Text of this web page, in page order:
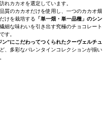
れカカオを選定しています。
質のカカオだけを使用し、一つのカカオ畑
けを栽培する 「単一畑・単一品種」のシン
細な味わいを引き出す究極のチョコレート
す。
”にこだわってつくられたクーヴェルチュ
、多彩なバレンタインコレクションが揃い